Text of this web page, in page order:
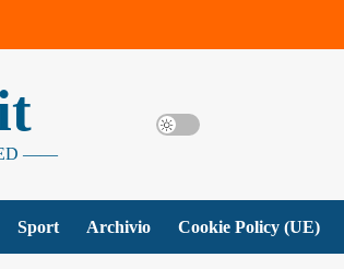
——
Sport Archivio Cookie Policy (UE)